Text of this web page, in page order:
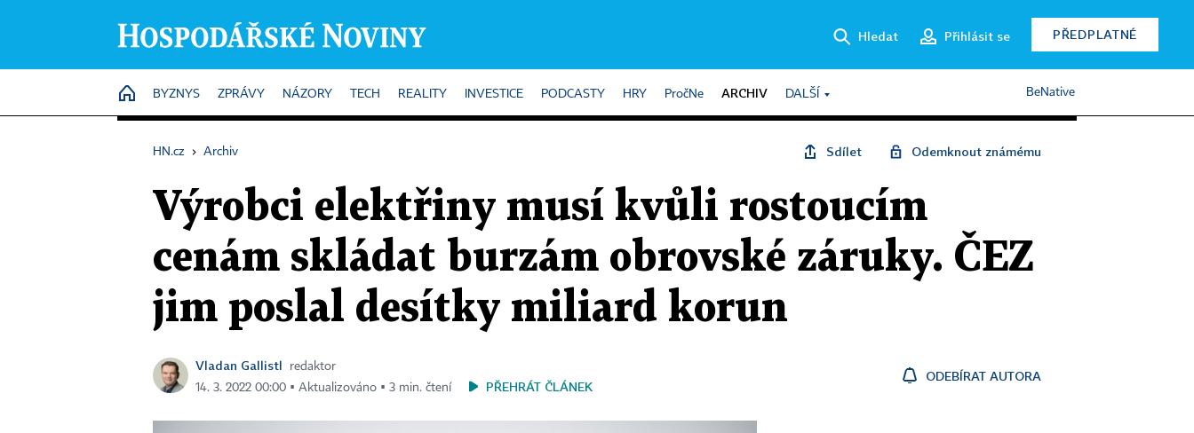
Hledat Přihlásit se PŘEDPLATNÉ
HOME
BYZNYS ZPRÁVY NÁZORY TECH REALITY INVESTICE PODCASTY HRY PročNe ARCHIV DALŠÍ BeNative
HN.cz › Archiv Sdílet Odemknout známému
Výrobci elektřiny musí kvůli rostoucím
cenám skládat burzám obrovské záruky. ČEZ
jim poslal desítky miliard korun
Vladan Gallistl
redaktor
14. 3. 2022 00:00 ▪ Aktualizováno ▪ 3 min. čtení
PŘEHRÁT ČLÁNEK
ODEBÍRAT AUTORA